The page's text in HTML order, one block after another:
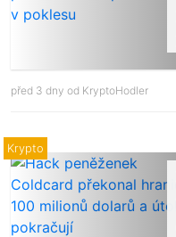
před 3 dny od KryptoHodler
Krypto